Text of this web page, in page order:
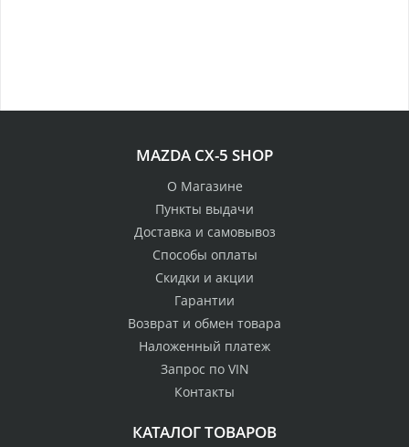
MAZDA CX-5 SHOP
О Магазине
Пункты выдачи
Доставка и самовывоз
Способы оплаты
Скидки и акции
Гарантии
Возврат и обмен товара
Наложенный платеж
Запрос по VIN
Контакты
КАТАЛОГ ТОВАРОВ